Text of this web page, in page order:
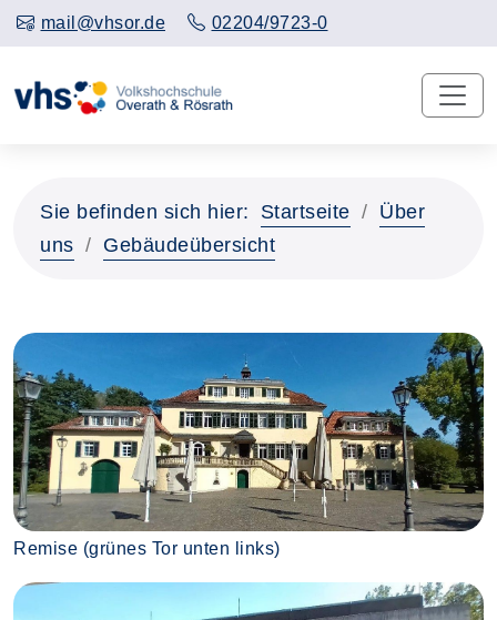
mail@vhsor.de 02204/9723-0
Sie befinden sich hier: Startseite
Über
uns
Gebäudeübersicht
Remise (grünes Tor unten links)